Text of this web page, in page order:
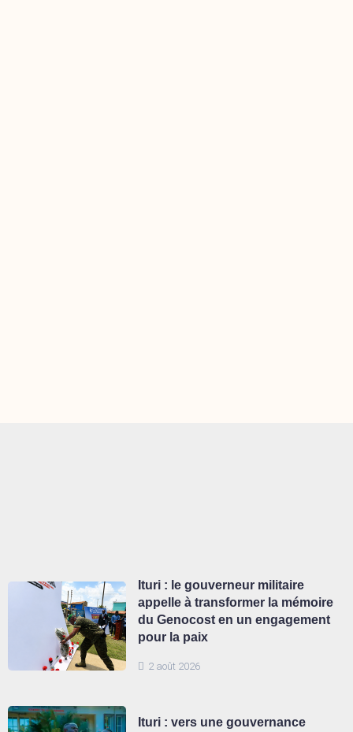
2 août 2026
Ituri : le gouverneur militaire
appelle à transformer la mémoire
du Genocost en un engagement
pour la paix
Ituri : vers une gouvernance